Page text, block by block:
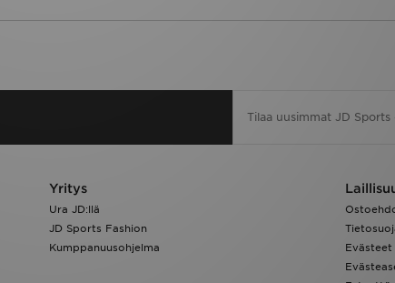
Yritys
Ura JD:llä
JD Sports Fashion
Kumppanuusohjelma
Evästeet